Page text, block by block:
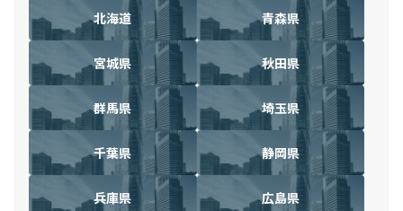
北海道 青森県
宮城県 秋田県
群馬県 埼玉県
千葉県 静岡県
兵庫県 広島県